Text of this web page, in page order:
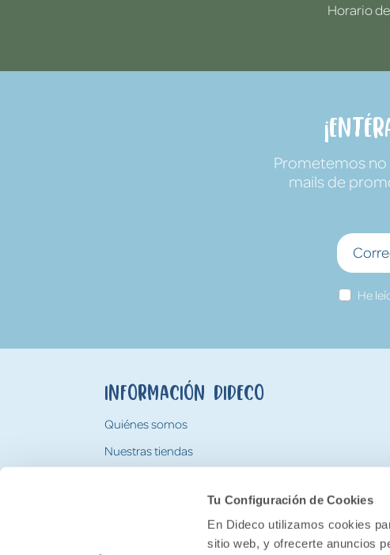
Tu Configuración de Cookies
En Dideco utilizamos cookies
sitio web, y ofrecerte anuncios
Horario
Prometemos no
mails de
He
Información Dideco
Quiénes somos
Nuestras tiendas
Tarjeta Regalo Dideco